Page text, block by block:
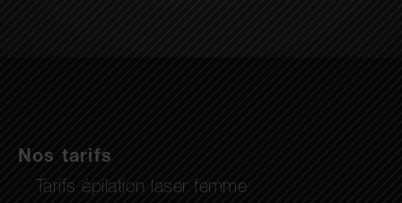
Nos tarifs
Tarifs épilation laser femme